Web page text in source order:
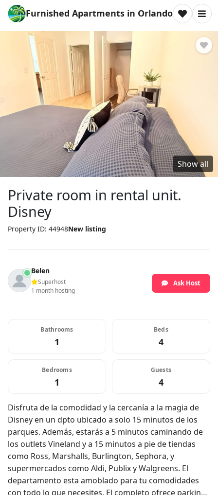
Furnished Apartments in Orlando
Show all
Private room in rental unit.
Disney
Property ID: 44948New listing
Belen
Superhost
1 month hosting
Ask Host
Bathrooms
1
Beds
4
Bedrooms
1
Guests
4
Disfruta de la comodidad y la cercanía a la magia de
Disney en un dpto ubicado a solo 15 minutos de los
parques. Además, estarás a 5 minutos caminando de
los outlets Vineland y a 15 minutos a pie de tiendas
como Ross, Marshalls, Burlington, Sephora, y
supermercados como Aldi, Publix y Walgreens. El
departamento esta amoblado para tu comodidades
con todo lo que necesites. El completo ofrece parking